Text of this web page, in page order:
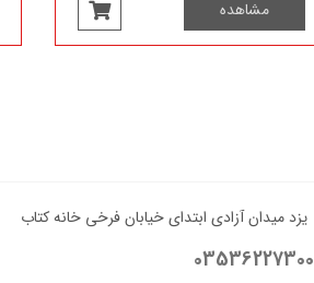
مشاهده
یزد میدان آزادی ابتدای خیابان فرخی خانه کتاب
03536227300